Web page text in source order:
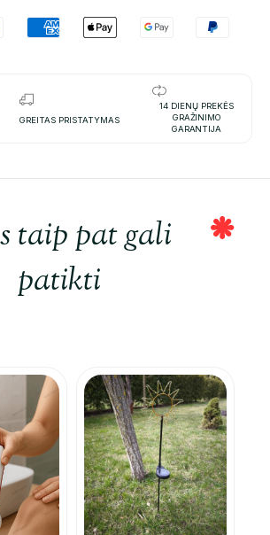
GREITAS PRISTATYMAS
14 DIENŲ PREKĖS
GRAŽINIMO
GARANTIJA
taip pat gali
patikti